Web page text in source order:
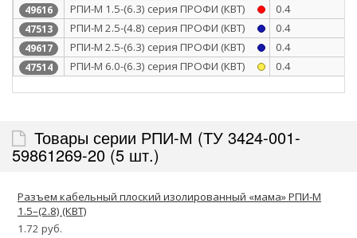
49616 РПИ-М 1.5-(6.3) серия ПРОФИ (КВТ) 0.4
47513 РПИ-М 2.5-(4.8) серия ПРОФИ (КВТ) 0.4
49617 РПИ-М 2.5-(6.3) серия ПРОФИ (КВТ) 0.4
47514 РПИ-М 6.0-(6.3) серия ПРОФИ (КВТ) 0.4
Товары серии РПИ-М (ТУ 3424-001-
59861269-20 (5 шт.)
Разъем кабельный плоский изолированный «мама» РПИ-М
1.5–(2.8) (КВТ)
1.72 руб.